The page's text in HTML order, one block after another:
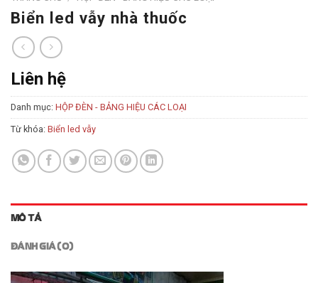
Biển led vẫy nhà thuốc
Liên hệ
Danh mục: HỘP ĐÈN - BẢNG HIỆU CÁC LOẠI
Từ khóa: Biển led vẫy
MÔ TẢ
ĐÁNH GIÁ (0)